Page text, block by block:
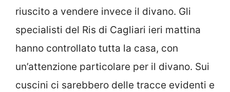
riuscito a vendere invece il divano. Gli
specialisti del Ris di Cagliari ieri mattina
hanno controllato tutta la casa, con
un’attenzione particolare per il divano. Sui
cuscini ci sarebbero delle tracce evidenti e